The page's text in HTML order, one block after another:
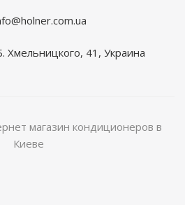
Хмельницкого, 41, Украина
магазин кондиционеров в
Киеве